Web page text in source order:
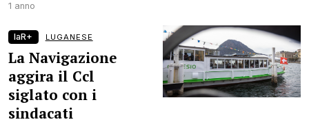
1 anno
laR+ LUGANESE
La Navigazione
aggira il Ccl
siglato con i
sindacati